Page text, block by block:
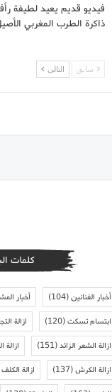
فيديو قديم يعيد لطيفة
ذاكرة الطرب المغربي
سابق التالى
كلمات
أخبار الفنانين(104) أخبار
ابتسام تسكت(120) ازالة
ازالة الشعر الزائد(151)
ازالة الكرش(137) ازالة الكلف